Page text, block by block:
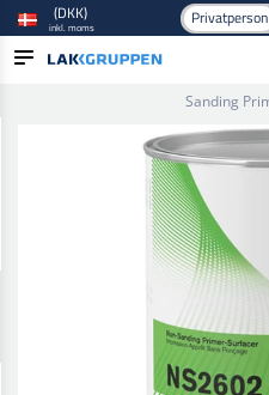
(DKK)
inkl. moms Privatperson
Sanding